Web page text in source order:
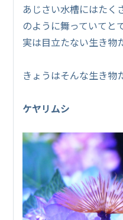
あじさい水槽にはたく
のように舞っていてと
実は目立たない生き物
きょうはそんな生き物
ケヤリムシ